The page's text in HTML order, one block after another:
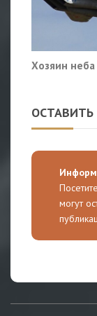
Хозяин неба
могут